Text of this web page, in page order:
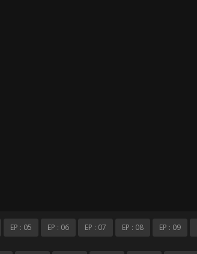
EP : 05 EP : 06 EP : 07 EP : 08 EP : 09